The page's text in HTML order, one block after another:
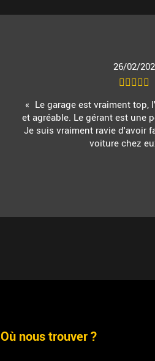
26/02/
Le garage est vraiment top,
et agréable. Le gérant est une
Je suis vraiment ravie d'avoir
voiture chez
Où nous trouver ?